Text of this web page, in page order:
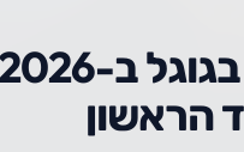
הראשון